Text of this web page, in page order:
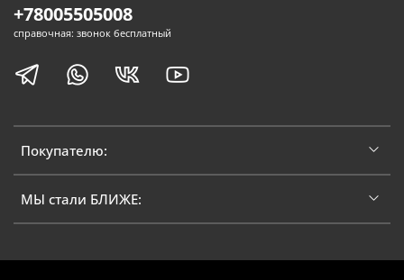
Покупателю:
МЫ стали БЛИЖЕ:
+78005505008
справочная: звонок бесплатный